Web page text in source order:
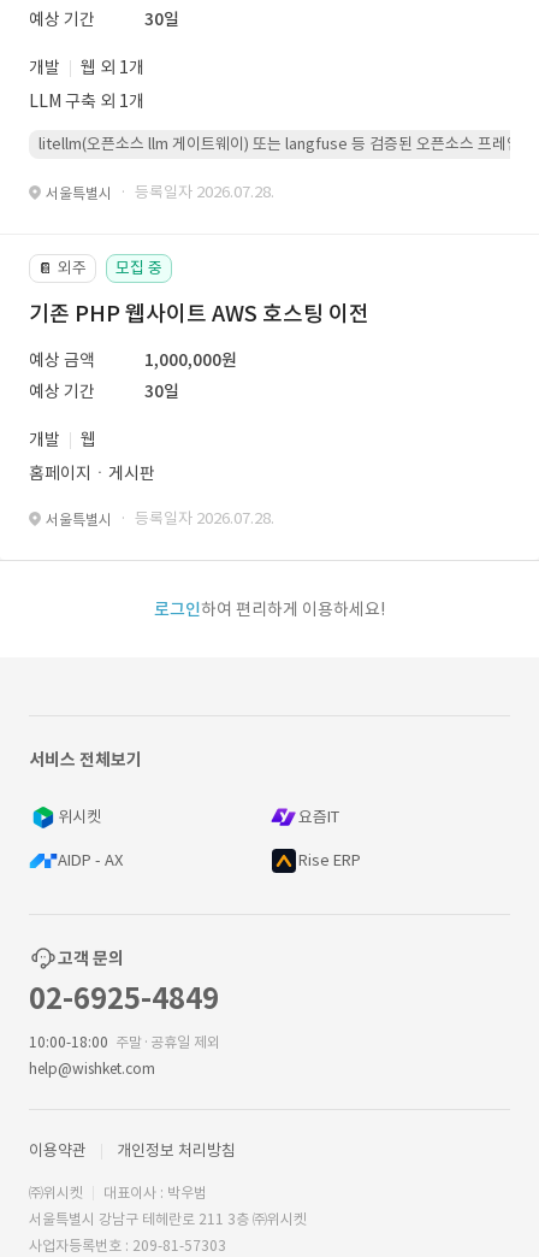
예상 기간
30일
개발
웹 외 1개
LLM 구축 외 1개
litellm(오픈소스 llm 게이트웨이) 또는 langfuse 등 검증된 오픈소스 프레임워
서울특별시 · 등록일자 2026.07.28.
📔 외주 모집 중
기존 PHP 웹사이트 AWS 호스팅 이전
예상 금액
1,000,000원
예상 기간
30일
개발
웹
홈페이지ㆍ게시판
서울특별시 · 등록일자 2026.07.28.
로그인하여 편리하게 이용하세요!
서비스 전체보기
위시켓 요즘IT
AIDP - AX Rise ERP
고객 문의
02-6925-4849
10:00-18:00 주말·공휴일 제외
help@wishket.com
이용약관 개인정보 처리방침
㈜위시켓
대표이사 : 박우범
서울특별시 강남구 테헤란로 211 3층 ㈜위시켓
사업자등록번호 : 209-81-57303